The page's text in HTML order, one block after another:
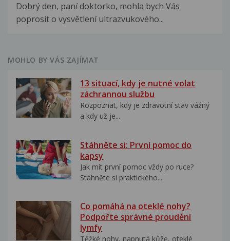
Dobrý den, paní doktorko, mohla bych Vás
poprosit o vysvětlení ultrazvukového...
MOHLO BY VÁS ZAJÍMAT
13 situací, kdy je nutné volat
záchrannou službu
Rozpoznat, kdy je zdravotní stav vážný
a kdy už je...
Stáhněte si: První pomoc do
kapsy
Jak mít první pomoc vždy po ruce?
Stáhněte si praktického...
Co pomáhá na oteklé nohy?
Podpořte správné proudění
lymfy
Těžké nohy, napnutá kůže, oteklé